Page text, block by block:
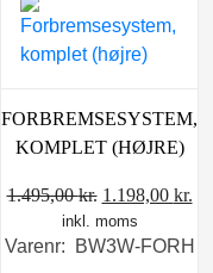
FORBREMSESYSTEM,
KOMPLET (HØJRE)
1.495,00kr. Den
oprindelige
pris
1.198,00 kr.
pris
inkl. moms
Varenr: BW3W-FORH